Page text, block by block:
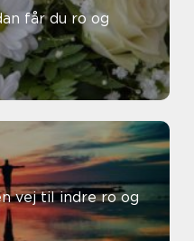
vej til indre ro og